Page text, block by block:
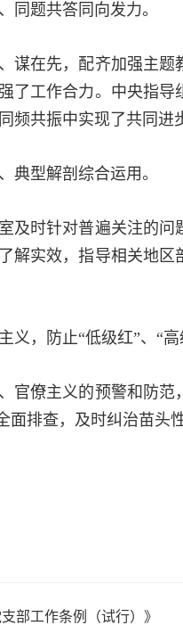
题共答同向发力。
在先，配齐加强主题
了工作合力。中央指
频共振中实现了共同进
型解剖综合运用。
时针对普遍关注的问
解实效，指导相关地
，防止“低级红”、“高
僚主义的预警和防范
面排查，及时纠治苗头
部工作条例（试行）》